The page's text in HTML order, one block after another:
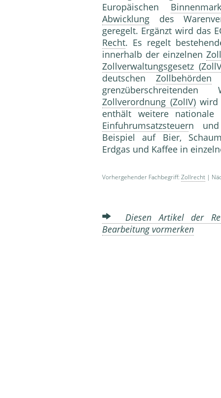
Europäischen
Abwicklung des
geregelt. Ergänzt wird das
Recht. Es regelt
innerhalb der einzelnen
Zollverwaltungsgesetz
deutschenZollbehörden
Zollverordnung (ZolIV)wird
enthält weitere nationale
Einfuhrumsatzsteuern
Beispiel auf Bier,
Erdgas und Kaffee in
Vorhergehender Fachbegriff: Zollrecht |
Diesen Artikel der
Bearbeitung vormerken